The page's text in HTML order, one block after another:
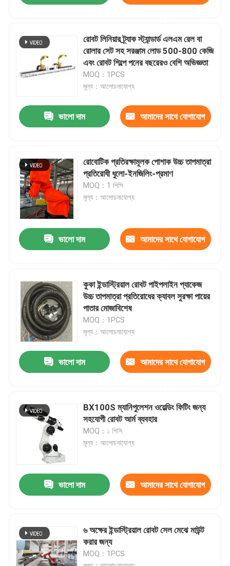
পণ্য
ভিডিও
ভিআর শো
কারখানা পরিদর্শন
গুণমান নিয়ন্ত্রণ
আমাদের সাথে যোগাযোগ
খবর
মামলা
রোবট লিনিয়ার ট্র্যাক স্ট্যান্ডার্ড এলএম রেল বা
রোলার সেট সহ সরঞ্জাম লোড 500-800 কেজি
এবং রোবট শিল্পে পনের বছরেরও বেশি অভিজ্ঞতা
MOQ：1PCS
মূল্য：আলোচনাযোগ্য
ভালো দাম আমাদের সাথে যোগাযোগ
রোবোটিক প্রতিরক্ষামূলক পোশাক উচ্চ তাপমাত্রা
প্রতিরোধী ধুলো-ইনজিলিং-প্রমাণ
MOQ：1 পিসি
মূল্য：আলোচনাযোগ্য
ভালো দাম আমাদের সাথে যোগাযোগ
কুকা ইন্ডাস্ট্রিয়াল রোবট পাইপলাইন প্যাকেজ
উচ্চ তাপমাত্রা প্রতিরোধের ক্যাবল সুরক্ষা পায়ের
পাতার মোজাবিশেষ
MOQ：1PCS
মূল্য：আলোচনাযোগ্য
ভালো দাম আমাদের সাথে যোগাযোগ
BX100S ম্যানিপুলেশন ওয়েল্ডিং ফিটিং জন্য
সহযোগী রোবট আর্ম ব্যবহার
MOQ：১ পিসি
মূল্য：আলোচনাযোগ্য
ভালো দাম আমাদের সাথে যোগাযোগ
৬ অক্ষের ইন্ডাস্ট্রিয়াল রোবট সেল মেঝে মাউন্ট
করার জন্য
MOQ：1PCS